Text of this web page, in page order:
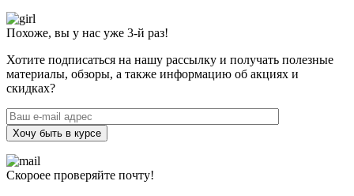
Похоже, вы у нас уже 3-й раз!
Хотите подписаться на нашу рассылку и получать полезные
материалы, обзоры, а также информацию об акциях и
скидках?
Хочу быть в курсе
Скороее проверяйте почту!